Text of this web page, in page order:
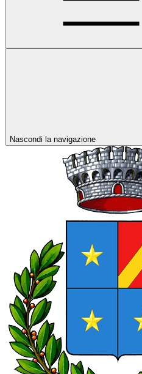
Nascondi la navigazione